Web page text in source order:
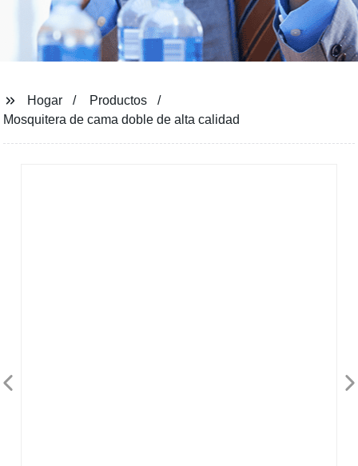
Hogar
Productos
Mosquitera de cama doble de alta calidad